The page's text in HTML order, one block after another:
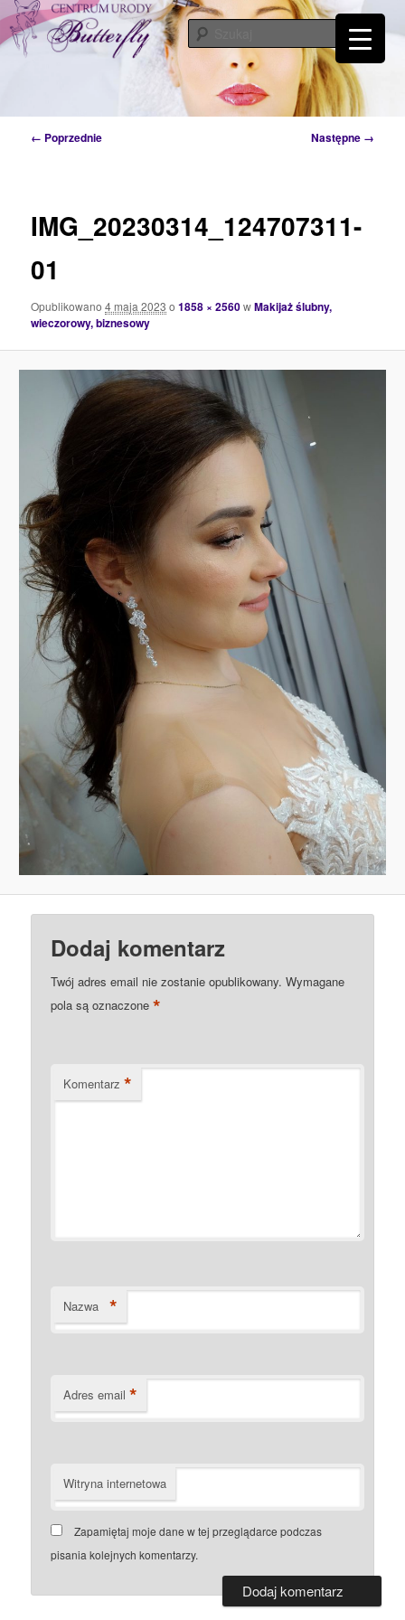
Przeskocz
do
tekstu
Centrum Urody Butterfly – Katowice
Tylko od Ciebie zależy kiedy zaczniesz o siebie dbać. Przyjdź a my Ci w tym
pomożemy…
Nawigacja
← Poprzednie Następne →
IMG_20230314_124707311-
01
Opublikowano4 maja 2023 o1858 × 2560wMakijaż ślubny,
wieczorowy, biznesowy
Dodaj komentarz
Twój adres email nie zostanie opublikowany. Wymagane
pola są oznaczone*
Komentarz *
Nazwa *
Adres email *
Witryna internetowa
Zapamiętaj moje dane w tej przeglądarce podczas
pisania kolejnych komentarzy.